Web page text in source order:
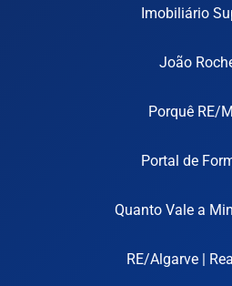
Imobiliário
João
Porquê RE/
Portal de
Quanto Vale a
RE/Algarve |